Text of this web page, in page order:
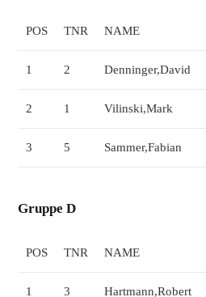
POS TNR NAME
1 2 Denninger,David
2 1 Vilinski,Mark
3 5 Sammer,Fabian
Gruppe D
POS TNR NAME
1 3 Hartmann,Robert